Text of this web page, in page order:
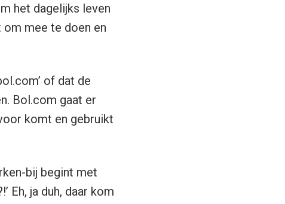
het dagelijks leven
mee te doen en
of dat de
Bol.com gaat er
komt en gebruikt
bij begint met
Eh, ja duh, daar kom